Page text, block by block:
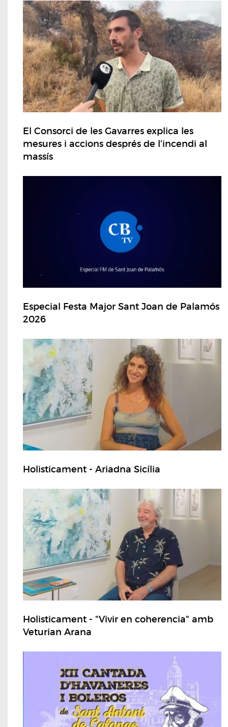
El Consorci de les Gavarres explica les
mesures i accions després de l'incendi al
massís
Especial Festa Major Sant Joan de Palamós
2026
Holisticament - Ariadna Sicília
Holisticament - "Vivir en coherencia" amb
Veturian Arana